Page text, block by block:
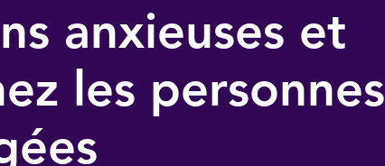
anxieuses et
les personnes